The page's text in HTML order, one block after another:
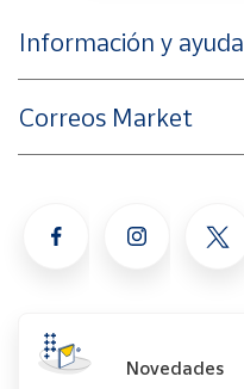
Información y ayuda
Correos Market
Novedades